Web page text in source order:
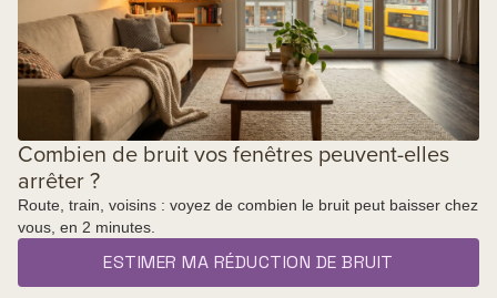
Combien de bruit vos fenêtres peuvent-elles
arrêter ?
Route, train, voisins : voyez de combien le bruit peut baisser chez
vous, en 2 minutes.
ESTIMER MA RÉDUCTION DE BRUIT